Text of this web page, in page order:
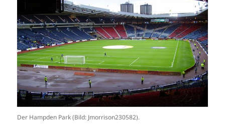
Der Hampden Park (Bild: Jmorrison230582).